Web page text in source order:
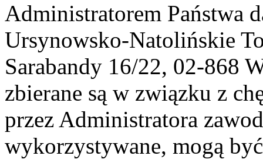
Administratorem Państwa
Ursynowsko-Natolińskie
Sarabandy 16/22, 02-868
zbierane są w związku z
przez Administratora
wykorzystywane, mogą